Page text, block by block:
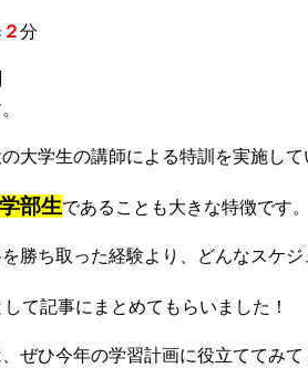
２分
大学生の講師による特訓を実施して
部生であることも大きな特徴です。
勝ち取った経験より、どんなスケ
して記事にまとめてもらいました！
ぜひ今年の学習計画に役立ててみて